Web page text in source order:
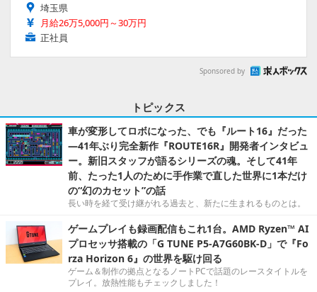
埼玉県
月給26万5,000円～30万円
正社員
Sponsored by
トピックス
車が変形してロボになった、でも『ルート16』だった
―41年ぶり完全新作『ROUTE16R』開発者インタビュ
ー。新旧スタッフが語るシリーズの魂。そして41年
前、たった1人のために手作業で直した世界に1本だけ
の“幻のカセット”の話
長い時を経て受け継がれる過去と、新たに生まれるものとは。
ゲームプレイも録画配信もこれ1台。AMD Ryzen™ AI
プロセッサ搭載の「G TUNE P5-A7G60BK-D」で『Fo
rza Horizon 6』の世界を駆け回る
ゲーム＆制作の拠点となるノートPCで話題のレースタイトルを
プレイ。放熱性能もチェックしました！